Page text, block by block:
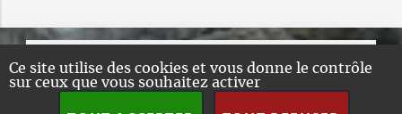
Ce site utilise des cookies et vous donne le contrôle
sur ceux que vous souhaitez activer
© GUALENI.COM
A PROPOS